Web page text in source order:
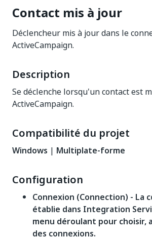
Contact mis à jour
Déclencheur mis à jour dans le
ActiveCampaign.
Description
Se déclenche lorsqu'un contact est
ActiveCampaign.
Compatibilité du projet
Windows | Multiplate-forme
Configuration
Connexion (Connection) - La
établie dans Integration
menu déroulant pour choisir,
des connexions.